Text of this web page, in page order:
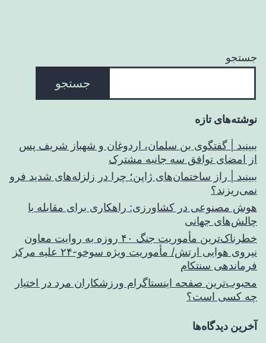
جستجو
جستجو
نوشته‌های تازه
ببینید | گفتگوی بن سلمان، اردوغان و شهباز شریف پس
از امضای توافق سه جانبه مشترک
ببینید | راز ساختمان‌های ژاپن؛ چرا در زلزله‌های شدید فرو
نمی‌ریزند؟
هوش مصنوعی در کشاورزی: راهکاری برای مقابله با
چالش‌های جهانی
خطرناک‌ترین مأموریت جنگ ۴۰ روزه به روایت معاون
نیروی هوایی ارتش/ مأموریت ویژه سوخو-۲۴ علیه مرکز
فرماندهی سنتکام
محبوب‌ترین صفحه اینستاگرام ورزشکاران مرد در اختیار
چه کسی است؟
آخرین دیدگاه‌ها